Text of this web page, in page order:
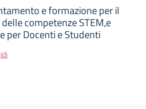
e formazione per il
competenze STEM,e
per Docenti e Studenti